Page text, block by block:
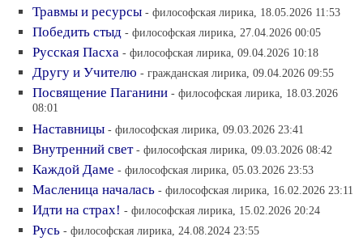
Травмы и ресурсы - философская лирика, 18.05.2026 11:53
Победить стыд - философская лирика, 27.04.2026 00:05
Русская Пасха - философская лирика, 09.04.2026 10:18
Другу и Учителю - гражданская лирика, 09.04.2026 09:55
Посвящение Паганини - философская лирика, 18.03.2026
08:01
Наставницы - философская лирика, 09.03.2026 23:41
Внутренний свет - философская лирика, 09.03.2026 08:42
Каждой Даме - философская лирика, 05.03.2026 23:53
Масленица началась - философская лирика, 16.02.2026 23:11
Идти на страх! - философская лирика, 15.02.2026 20:24
Русь - философская лирика, 24.08.2024 23:55